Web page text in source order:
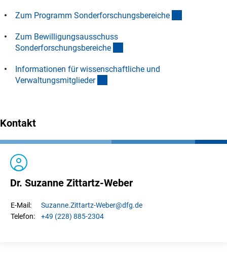
Zum Programm Sonderforschungsbereiche
Zum Bewilligungsausschuss
Sonderforschungsbereiche
Informationen für wissenschaftliche und
Verwaltungsmitglieder
Kontakt
Dr. Suzanne Zittartz-Weber
E-Mail: Suzanne.Zittartz-Weber@dfg.de
Telefon:
+49 (228) 885-2304